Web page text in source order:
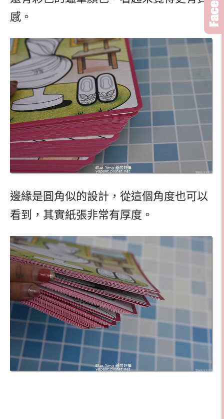
感。
邊緣是圓角似的設計，從這個角度也可以
看到，其實紙張非常有厚度。